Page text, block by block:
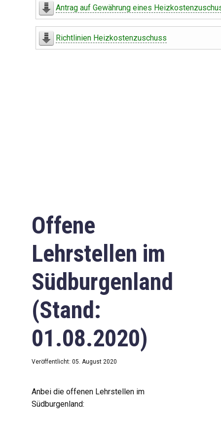
Antrag auf Gewährung eines
Richtlinien Heizkostenzuschuss
Offene
Lehrstellen im
Südburgenland
(Stand:
01.08.2020)
Veröffentlicht: 05. August 2020
Anbei die offenen Lehrstellen im
Südburgenland: